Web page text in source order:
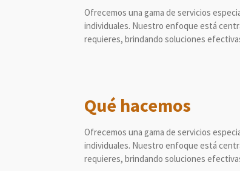
Ofrecemos una gama de servicios
individuales. Nuestro enfoque está
requieres, brindando soluciones
Qué hacemos
Ofrecemos una gama de servicios
individuales. Nuestro enfoque está
requieres, brindando soluciones